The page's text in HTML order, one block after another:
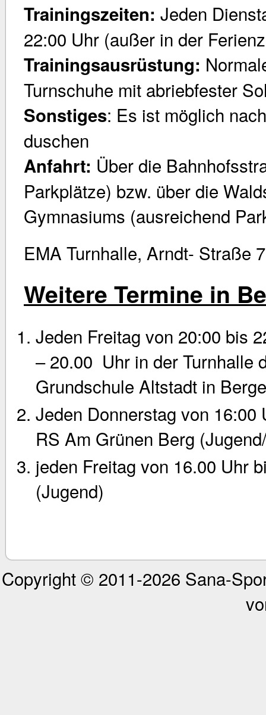
Trainingszeiten: Jeden
22:00 Uhr (außer in der
Trainingsausrüstung:
Turnschuhe mit abriebfester
Sonstiges: Es ist möglich
duschen
Anfahrt: Über die
Parkplätze) bzw. über die
Gymnasiums (ausreichend
EMA Turnhalle, Arndt- Straße
Weitere Termine in
Jeden Freitag von 20:00 bis
– 20.00 Uhr in der Turnhalle
Grundschule Altstadt in
Jeden Donnerstag von
RS Am Grünen Berg
jeden Freitag von 16.00 Uhr
(Jugend)
Copyright © 2011-2026 Sana-